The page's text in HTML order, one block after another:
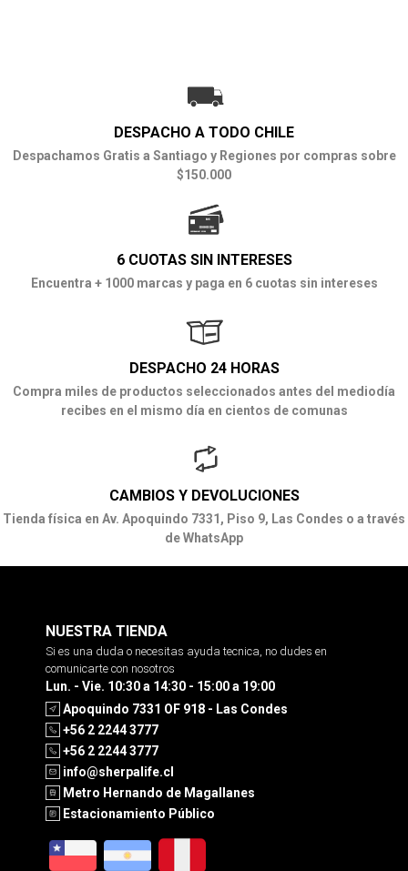
DESPACHO A TODO CHILE
Despachamos Gratis a Santiago y Regiones por compras sobre
$150.000
6 CUOTAS SIN INTERESES
Encuentra + 1000 marcas y paga en 6 cuotas sin intereses
DESPACHO 24 HORAS
Compra miles de productos seleccionados antes del mediodía
recibes en el mismo día en cientos de comunas
CAMBIOS Y DEVOLUCIONES
Tienda física en Av. Apoquindo 7331, Piso 9, Las Condes o a través
de WhatsApp
NUESTRA TIENDA
Si es una duda o necesitas ayuda tecnica, no dudes en
comunicarte con nosotros
Lun. - Vie. 10:30 a 14:30 - 15:00 a 19:00
Apoquindo 7331 OF 918 - Las Condes
+56 2 2244 3777
+56 2 2244 3777
info@sherpalife.cl
Metro Hernando de Magallanes
Estacionamiento Público